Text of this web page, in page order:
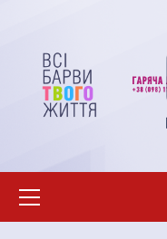
вмісту
меню